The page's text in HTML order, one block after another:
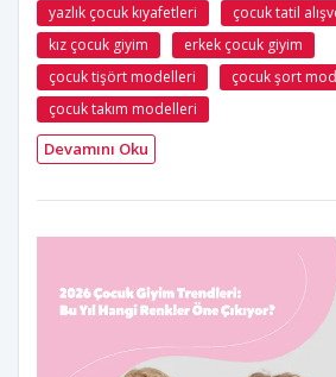
yazlık çocuk kıyafetleri
çocuk tatil
kız çocuk giyim
erkek çocuk giyim
çocuk tişört modelleri
çocuk şort
çocuk takım modelleri
Devamını Oku